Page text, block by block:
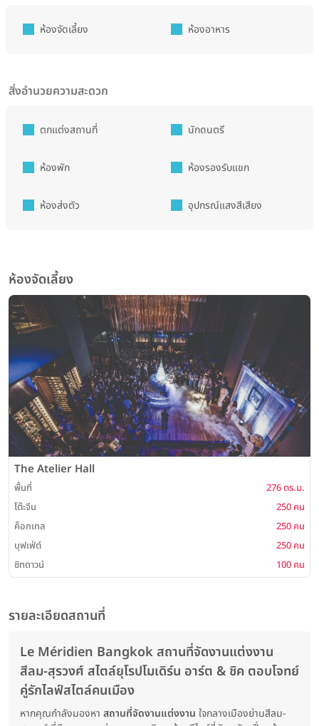
ห้องจัดเลี้ยง ห้องอาหาร
สิ่งอำนวยความสะดวก
ตกแต่งสถานที่ นักดนตรี
ห้องพัก ห้องรองรับแขก
ห้องส่งตัว อุปกรณ์แสงสีเสียง
ห้องจัดเลี้ยง
The Atelier Hall
พื้นที่
276 ตร.ม.
โต๊ะจีน
250 คน
ค็อกเทล
250 คน
บุฟเฟ่ต์
250 คน
ซิทดาวน์
100 คน
รายละเอียดสถานที่
Le Méridien Bangkok สถานที่จัดงานแต่งงาน
สีลม-สุรวงศ์ สไตล์ยุโรปโมเดิร์น อาร์ต & ชิค ตอบโจทย์
คู่รักไลฟ์สไตล์คนเมือง
หากคุณกำลังมองหา สถานที่จัดงานแต่งงาน ใจกลางเมืองย่านสีลม-